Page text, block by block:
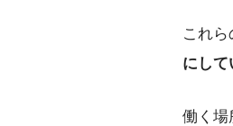
これら
にして
働く場